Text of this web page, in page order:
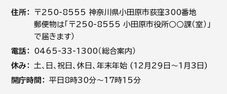
住所
〒250-8555 神奈川県小田原市荻窪300番地
郵便物は「〒250-8555 小田原市役所○○課（室）」
で届きます）
電話
0465-33-1300（総合案内）
休み
土､日､祝日、休日、年末年始 (12月29日～1月3日)
開庁時間
平日8時30分～17時15分